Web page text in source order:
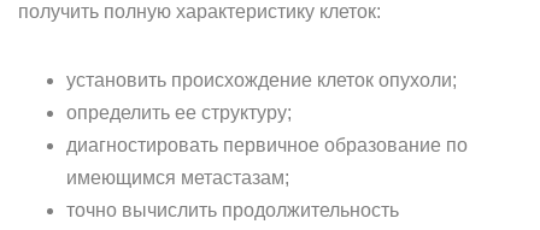
получить полную характеристику клеток:
установить происхождение клеток опухоли;
определить ее структуру;
диагностировать первичное образование по
имеющимся метастазам;
точно вычислить продолжительность